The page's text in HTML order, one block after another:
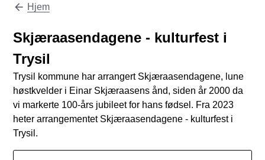
Du er her:
Hjem
Skjæraasendagene - kulturfest i
Trysil
Trysil kommune har arrangert Skjæraasendagene, lune
høstkvelder i Einar Skjæraasens ånd, siden år 2000 da
vi markerte 100-års jubileet for hans fødsel. Fra 2023
heter arrangementet Skjæraasendagene - kulturfest i
Trysil.